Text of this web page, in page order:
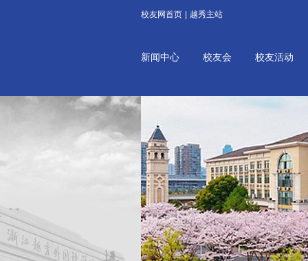
校友网首页 越秀主站
新闻中心 校友会 校友活动